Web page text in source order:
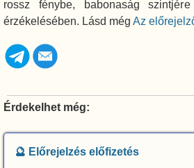
rossz fénybe, babonaság
érzékelésében. Lásd még Az
Érdekelhet még:
🔮 Előrejelzés előfizetés